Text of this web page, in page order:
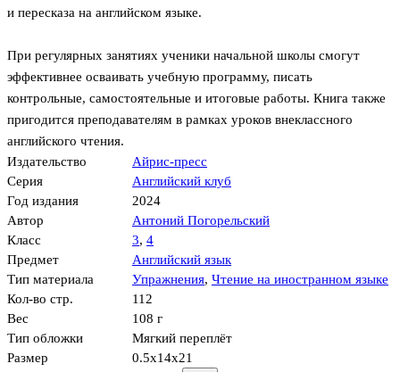
и пересказа на английском языке.
При регулярных занятиях ученики начальной школы смогут
эффективнее осваивать учебную программу, писать
контрольные, самостоятельные и итоговые работы. Книга также
пригодится преподавателям в рамках уроков внеклассного
английского чтения.
Издательство
Айрис-пресс
Серия
Английский клуб
Год издания
2024
Автор
Антоний Погорельский
Класс
3, 4
Предмет
Английский язык
Тип материала
Упражнения, Чтение на иностранном языке
Кол-во стр.
112
Вес
108 г
Тип обложки
Мягкий переплёт
Размер
0.5x14x21